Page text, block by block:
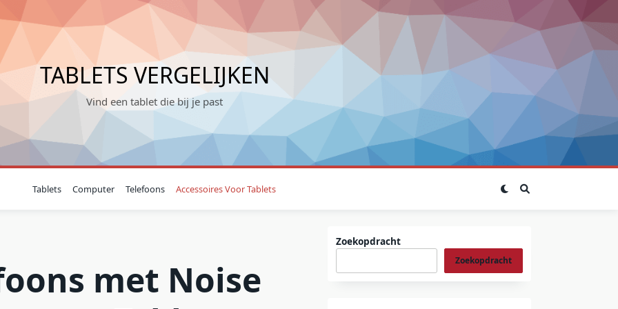
TABLETS VERGELIJKEN
Vind een tablet die bij je past
Tablets Computer Telefoons Accessoires Voor Tablets
met Noise
Zoekopdracht
Zoekopdracht